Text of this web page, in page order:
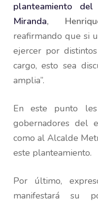
planteamiento
Miranda,
reafirmando que si
ejercer por
cargo, esto sea
amplia”.
En este punto
gobernadores del
como al Alcalde
este planteamiento.
Por último,
manifestará su